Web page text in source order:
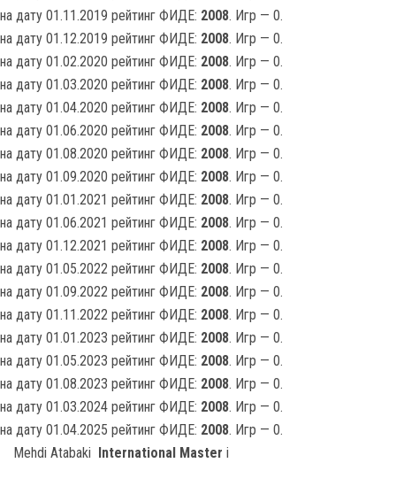
на дату 01.11.2019 рейтинг ФИДЕ: 2008. Игр — 0.
на дату 01.12.2019 рейтинг ФИДЕ: 2008. Игр — 0.
на дату 01.02.2020 рейтинг ФИДЕ: 2008. Игр — 0.
на дату 01.03.2020 рейтинг ФИДЕ: 2008. Игр — 0.
на дату 01.04.2020 рейтинг ФИДЕ: 2008. Игр — 0.
на дату 01.06.2020 рейтинг ФИДЕ: 2008. Игр — 0.
на дату 01.08.2020 рейтинг ФИДЕ: 2008. Игр — 0.
на дату 01.09.2020 рейтинг ФИДЕ: 2008. Игр — 0.
на дату 01.01.2021 рейтинг ФИДЕ: 2008. Игр — 0.
на дату 01.06.2021 рейтинг ФИДЕ: 2008. Игр — 0.
на дату 01.12.2021 рейтинг ФИДЕ: 2008. Игр — 0.
на дату 01.05.2022 рейтинг ФИДЕ: 2008. Игр — 0.
на дату 01.09.2022 рейтинг ФИДЕ: 2008. Игр — 0.
на дату 01.11.2022 рейтинг ФИДЕ: 2008. Игр — 0.
на дату 01.01.2023 рейтинг ФИДЕ: 2008. Игр — 0.
на дату 01.05.2023 рейтинг ФИДЕ: 2008. Игр — 0.
на дату 01.08.2023 рейтинг ФИДЕ: 2008. Игр — 0.
на дату 01.03.2024 рейтинг ФИДЕ: 2008. Игр — 0.
на дату 01.04.2025 рейтинг ФИДЕ: 2008. Игр — 0.
Mehdi Atabaki International Master i